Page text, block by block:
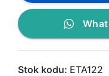
Stok kodu: ETA122